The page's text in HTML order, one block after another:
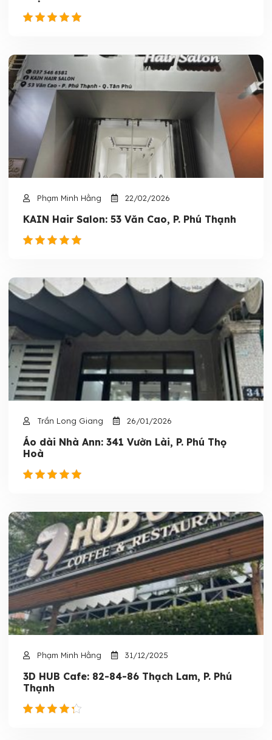
Phạm Minh Hằng 22/02/2026
KAIN Hair Salon: 53 Văn Cao, P. Phú Thạnh
Trần Long Giang 26/01/2026
Áo dài Nhà Ann: 341 Vườn Lài, P. Phú Thọ
Hoà
Phạm Minh Hằng 31/12/2025
3D HUB Cafe: 82-84-86 Thạch Lam, P. Phú
Thạnh